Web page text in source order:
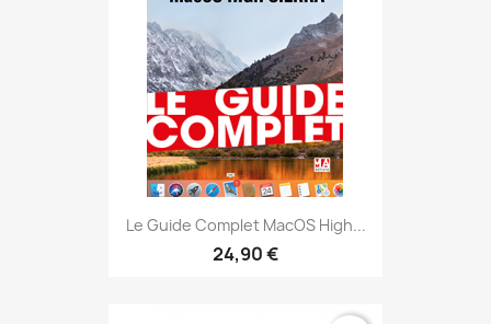
Le Guide Complet MacOS High...
24,90 €